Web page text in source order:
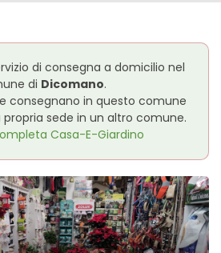
di consegna a domicilio nel
di Dicomano.
consegnano in questo comune
sede in un altro comune.
Casa-E-Giardino